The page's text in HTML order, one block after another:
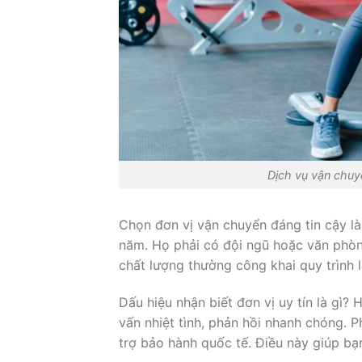
Dịch vụ vận
Chọn đơn vị vận chuyển đáng tin cậy
năm. Họ phải có đội ngũ hoặc văn
chất lượng thường công khai quy trình
Dấu hiệu nhận biết đơn vị uy tín là gì?
vấn nhiệt tình, phản hồi nhanh chóng.
trợ bảo hành quốc tế. Điều này giúp